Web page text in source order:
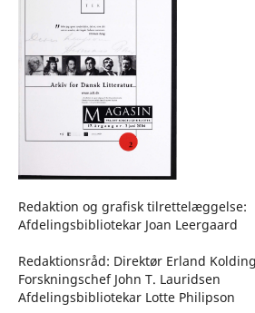
Redaktion og grafisk tilrettelæggelse:
Afdelingsbibliotekar Joan Leergaard
Redaktionsråd: Direktør Erland
Forskningschef John T. Lauridsen
Afdelingsbibliotekar Lotte Philipson